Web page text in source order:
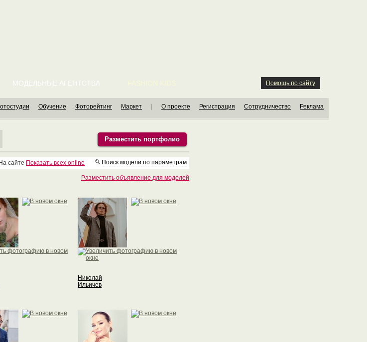
МОДЕЛЬНЫЕ АГЕНТСТВА Помощь по сайту
Обучение Фоторейтинг Маркет О проекте Регистрация Сотрудничество Реклама
Разместить портфолио
Поиск модели по параметрам
Показать всех online
Разместить объявление для моделей
Николай
Ильичев